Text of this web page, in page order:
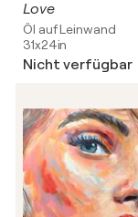
Love
Öl auf Leinwand
31x24in
Nicht verfügbar